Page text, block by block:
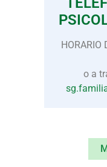
HORARIO
o a